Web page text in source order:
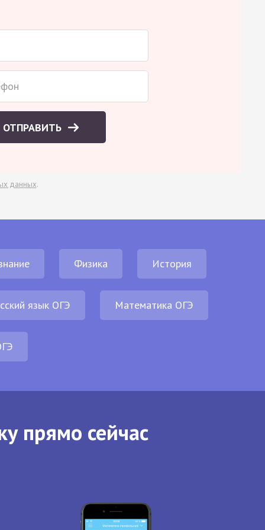
ОТПРАВИТЬ
данных.
Физика История
язык ОГЭ Математика ОГЭ
прямо сейчас